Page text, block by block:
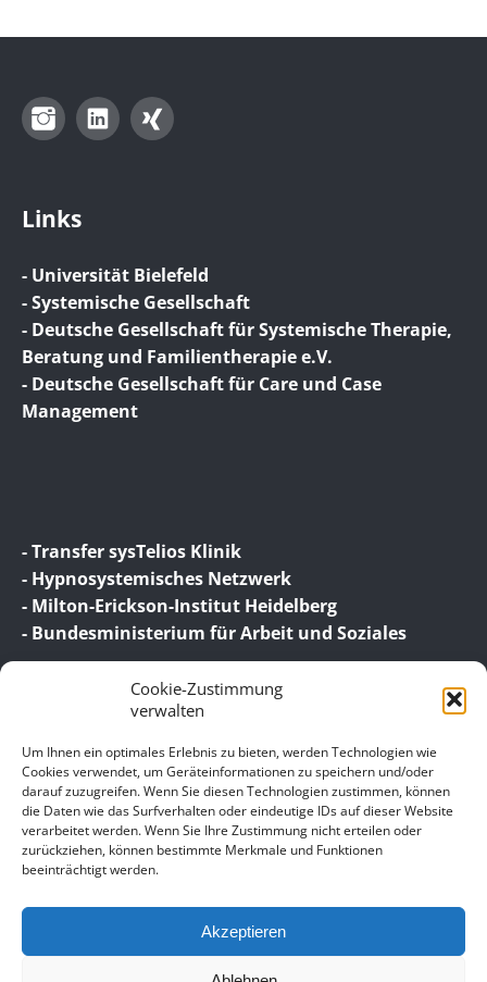
Cookie-Zustimmung
verwalten
Um Ihnen ein optimales Erlebnis zu bieten, werden Technologien wie
Cookies verwendet, um Geräteinformationen zu speichern und/oder
darauf zuzugreifen. Wenn Sie diesen Technologien zustimmen, können
die Daten wie das Surfverhalten oder eindeutige IDs auf dieser Website
verarbeitet werden. Wenn Sie Ihre Zustimmung nicht erteilen oder
zurückziehen, können bestimmte Merkmale und Funktionen
beeinträchtigt werden.
Akzeptieren
InstagramLinkedIn
Links
- Universität Bielefeld
- Systemische Gesellschaft
- Deutsche Gesellschaft für Systemische Therapie,
Beratung und Familientherapie e.V.
- Deutsche Gesellschaft für Care und Case
Management
- Transfer sysTelios Klinik
- Hypnosystemisches Netzwerk
- Milton-Erickson-Institut Heidelberg
- Bundesministerium für Arbeit und Soziales
© 2026 Birgit Wagner – Coaching | Beratung |
Supervision
Datenschutz
Allgemeine Geschäftsbedingungen für meine